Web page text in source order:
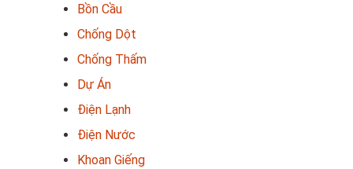
Bồn Cầu
Chống Dột
Chống Thấm
Dự Án
Điện Lạnh
Điện Nước
Khoan Giếng